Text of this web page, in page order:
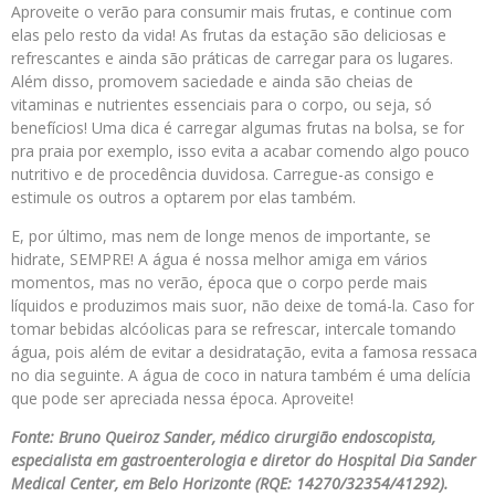
Aproveite o verão para consumir mais frutas, e continue com
elas pelo resto da vida! As frutas da estação são deliciosas e
refrescantes e ainda são práticas de carregar para os lugares.
Além disso, promovem saciedade e ainda são cheias de
vitaminas e nutrientes essenciais para o corpo, ou seja, só
benefícios! Uma dica é carregar algumas frutas na bolsa, se for
pra praia por exemplo, isso evita a acabar comendo algo pouco
nutritivo e de procedência duvidosa. Carregue-as consigo e
estimule os outros a optarem por elas também.
E, por último, mas nem de longe menos de importante, se
hidrate, SEMPRE! A água é nossa melhor amiga em vários
momentos, mas no verão, época que o corpo perde mais
líquidos e produzimos mais suor, não deixe de tomá-la. Caso for
tomar bebidas alcóolicas para se refrescar, intercale tomando
água, pois além de evitar a desidratação, evita a famosa ressaca
no dia seguinte. A água de coco in natura também é uma delícia
que pode ser apreciada nessa época. Aproveite!
Fonte: Bruno Queiroz Sander, médico cirurgião endoscopista,
especialista em gastroenterologia e diretor do Hospital Dia Sander
Medical Center, em Belo Horizonte (RQE: 14270/32354/41292).